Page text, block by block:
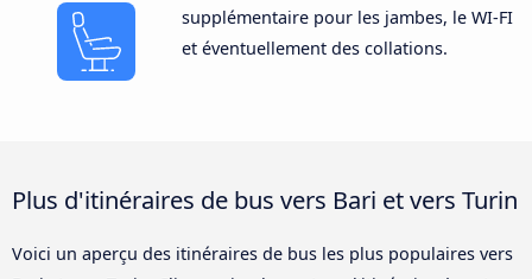
supplémentaire pour les jambes, le WI-FI
et éventuellement des collations.
Plus d'itinéraires de bus vers Bari et vers Turin
Voici un aperçu des itinéraires de bus les plus populaires vers